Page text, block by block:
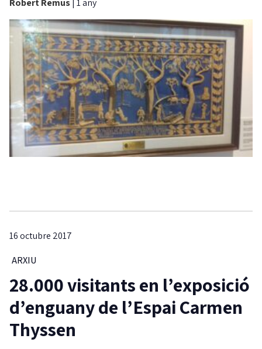
Robert Remus| 1 any
16 octubre 2017
ARXIU
28.000 visitants en l’exposició
d’enguany de l’Espai Carmen
Thyssen